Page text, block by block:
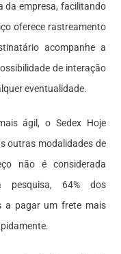
da empresa, facilitando
oferece rastreamento
acompanhe a
de interação
eventualidade.
ágil, o Sedex Hoje
outras modalidades de
não é considerada
pesquisa, 64% dos
a pagar um frete mais